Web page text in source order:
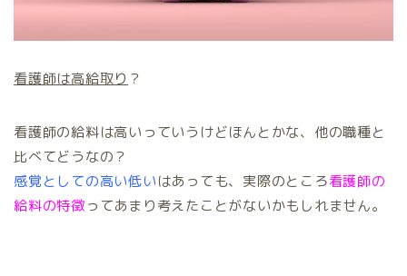
看護師は高給取り ？
看護師の給料は高いっていうけどほんとかな、他の職種と
比べてどうなの？
感覚としての高い低いはあっても、実際のところ看護師の
給料の特徴ってあまり考えたことがないかもしれません。